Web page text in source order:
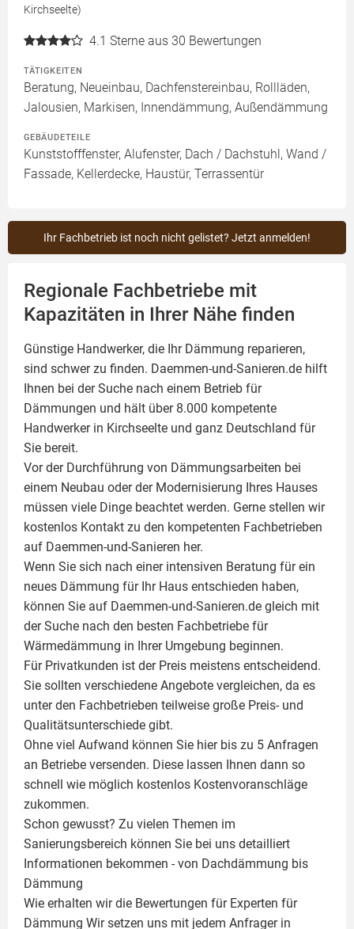
Kirchseelte)
4.1 Sterne aus 30 Bewertungen
TÄTIGKEITEN
Beratung, Neueinbau, Dachfenstereinbau, Rollläden,
Jalousien, Markisen, Innendämmung, Außendämmung
GEBÄUDETEILE
Kunststofffenster, Alufenster, Dach / Dachstuhl, Wand /
Fassade, Kellerdecke, Haustür, Terrassentür
Ihr Fachbetrieb ist noch nicht gelistet? Jetzt anmelden!
Regionale Fachbetriebe mit
Kapazitäten in Ihrer Nähe finden
Günstige Handwerker, die Ihr Dämmung reparieren,
sind schwer zu finden. Daemmen-und-Sanieren.de hilft
Ihnen bei der Suche nach einem Betrieb für
Dämmungen und hält über 8.000 kompetente
Handwerker in Kirchseelte und ganz Deutschland für
Sie bereit.
Vor der Durchführung von Dämmungsarbeiten bei
einem Neubau oder der Modernisierung Ihres Hauses
müssen viele Dinge beachtet werden. Gerne stellen wir
kostenlos Kontakt zu den kompetenten Fachbetrieben
auf Daemmen-und-Sanieren her.
Wenn Sie sich nach einer intensiven Beratung für ein
neues Dämmung für Ihr Haus entschieden haben,
können Sie auf Daemmen-und-Sanieren.de gleich mit
der Suche nach den besten Fachbetriebe für
Wärmedämmung in Ihrer Umgebung beginnen.
Für Privatkunden ist der Preis meistens entscheidend.
Sie sollten verschiedene Angebote vergleichen, da es
unter den Fachbetrieben teilweise große Preis- und
Qualitätsunterschiede gibt.
Ohne viel Aufwand können Sie hier bis zu 5 Anfragen
an Betriebe versenden. Diese lassen Ihnen dann so
schnell wie möglich kostenlos Kostenvoranschläge
zukommen.
Schon gewusst? Zu vielen Themen im
Sanierungsbereich können Sie bei uns detailliert
Informationen bekommen - von Dachdämmung bis
Dämmung
Wie erhalten wir die Bewertungen für Experten für
Dämmung Wir setzen uns mit jedem Anfrager in